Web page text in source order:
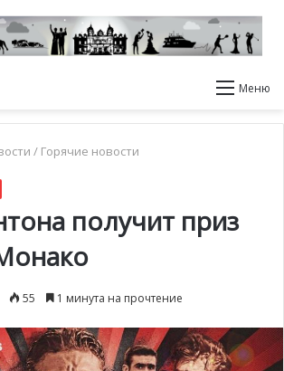
Меню
/ Горячие новости
получит приз
55 1 минута на прочтение